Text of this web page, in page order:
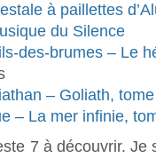
à paillettes
du Silence
des-brumes – Le
– Goliath,
– La mer infinie,
7 à découvrir.